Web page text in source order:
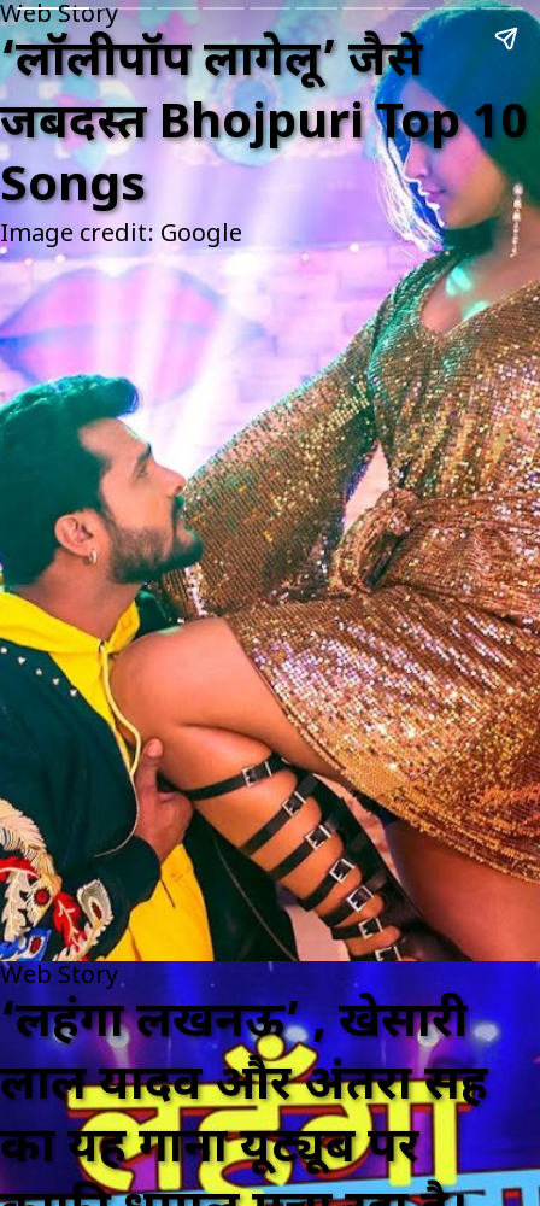
Web Story
‘लॉलीपॉप लागेलू’ जैसे
जबदस्त Bhojpuri Top 10
Songs
Image credit: Google